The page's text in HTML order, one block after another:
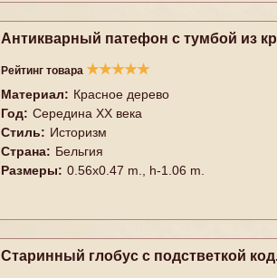
Антикварный патефон с тумбой из
Рейтинг товара ★★★★★
Материал: Красное дерево
Год: Середина XX векa
Стиль: Историзм
Страна: Бельгия
Размеры: 0.56x0.47 m., h-1.06 m.
Старинный глобус с подстветкой